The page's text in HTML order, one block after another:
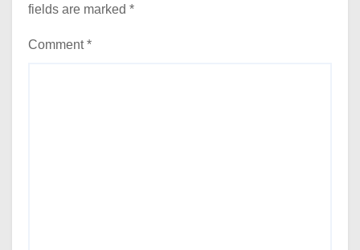
fields are marked *
Comment*